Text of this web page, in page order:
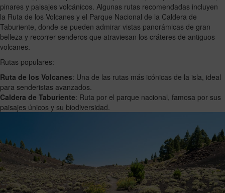
pinares y paisajes volcánicos. Algunas rutas recomendadas incluyen
la Ruta de los Volcanes y el Parque Nacional de la Caldera de
Taburiente, donde se pueden admirar vistas panorámicas de gran
belleza y recorrer senderos que atraviesan los cráteres de antiguos
volcanes.
Rutas populares:
Ruta de los Volcanes: Una de las rutas más icónicas de la isla, ideal
para senderistas avanzados.
Caldera de Taburiente: Ruta por el parque nacional, famosa por sus
paisajes únicos y su biodiversidad.